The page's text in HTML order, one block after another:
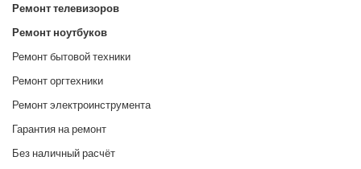
Ремонт телевизоров
Ремонт ноутбуков
Ремонт бытовой техники
Ремонт оргтехники
Ремонт электроинструмента
Гарантия на ремонт
Без наличный расчёт